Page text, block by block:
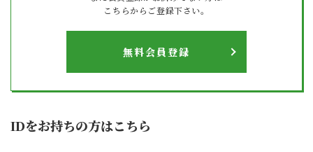
こちらからご登録下さい。
無料会員登録
IDをお持ちの方はこちら